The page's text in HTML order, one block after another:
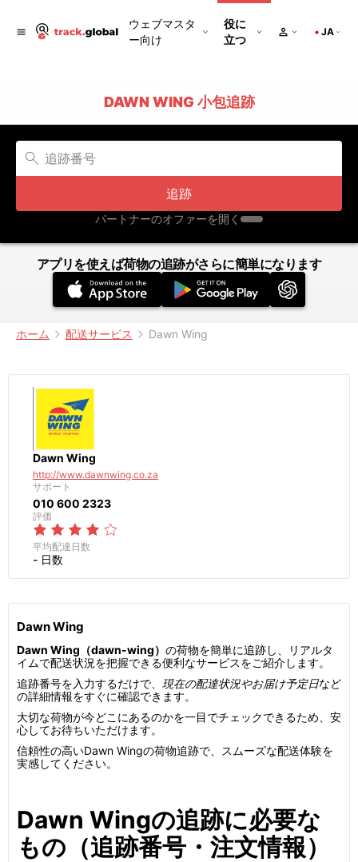
ウェブマスタ
ー向け
役に
立つ
JA
DAWN WING 小包追跡
追跡
パートナーのオファーを開く
アプリを使えば荷物の追跡がさらに簡単になります
ホーム 配送サービス Dawn Wing
Dawn Wing
http://www.dawnwing.co.za
サポート
010 600 2323
評価
平均配達日数
- 日数
Dawn Wing
Dawn Wing（dawn-wing） の荷物を簡単に追跡し、リアルタ
イムで配送状況を把握できる便利なサービスをご紹介します。
追跡番号を入力するだけで、 現在の配達状況やお届け予定日など
の詳細情報をすぐに確認できます。
大切な荷物が今どこにあるのかを一目でチェックできるため、安
心してお待ちいただけます。
信頼性の高いDawn Wingの荷物追跡で、スムーズな配送体験を
実感してください。
Dawn Wingの追跡に必要な
もの（追跡番号・注文情報）